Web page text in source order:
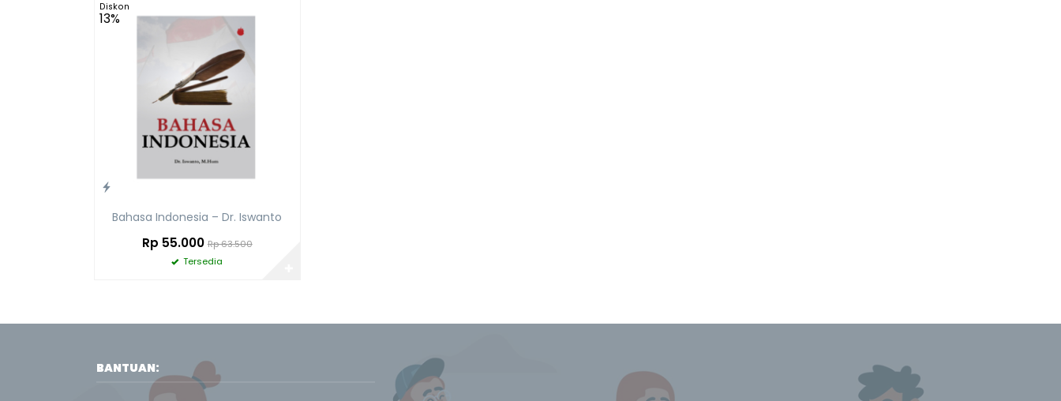
Diskon
13%
Bahasa Indonesia – Dr. Iswanto
Rp 55.000 Rp 63.500
Tersedia
BANTUAN: